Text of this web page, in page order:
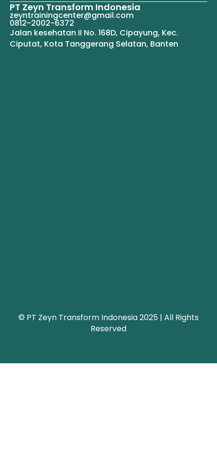
PT Zeyn Transform Indonesia
zeyntrainingcenter@gmail.com
0812-2002-6372
Jalan kesehatan II No. 168D, Cipayung, Kec.
Ciputat, Kota Tanggerang Selatan, Banten
© PT Zeyn Transform Indonesia 2025 | All Rights
Reserved